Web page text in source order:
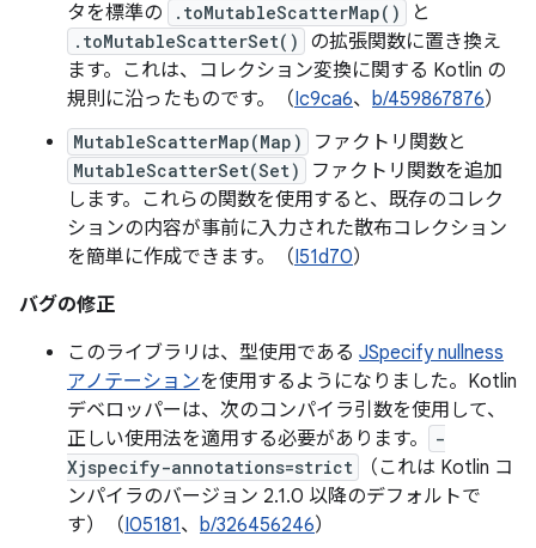
タを標準の
.toMutableScatterMap() と
.toMutableScatterSet()
の拡張関数に置き換え
ます。これは、コレクション変換に関する Kotlin の
規則に沿ったものです。（Ic9ca6、 b/459867876）
MutableScatterMap(Map) ファクトリ関数と
MutableScatterSet(Set)
ファクトリ関数を追加
します。これらの関数を使用すると、既存のコレク
ションの内容が事前に入力された散布コレクション
を簡単に作成できます。（I51d70）
バグの修正
このライブラリは、型使用である JSpecify nullness
アノテーションを使用するようになりました。Kotlin
デベロッパーは、次のコンパイラ引数を使用して、
正しい使用法を適用する必要があります。
-
Xjspecify-annotations=strict
（これは Kotlin コ
ンパイラのバージョン 2.1.0 以降のデフォルトで
す）（I05181、 b/326456246）